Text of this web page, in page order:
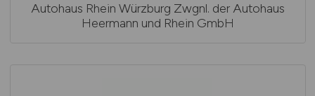
Autohaus Rhein Würzburg Zwgnl. der Autohaus
Heermann und Rhein GmbH